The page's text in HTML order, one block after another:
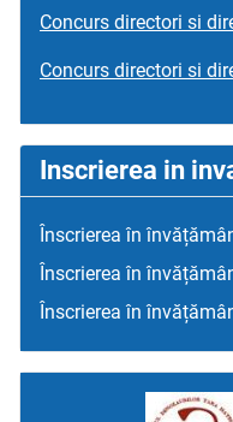
Concurs directori si
Concurs directori si
Inscrierea in
Înscrierea în
Înscrierea în
Înscrierea în